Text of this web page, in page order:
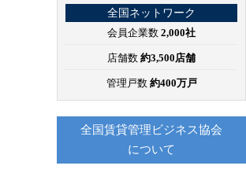
全国ネットワーク
会員企業数 2,000社
店舗数 約3,500店舗
管理戸数 約400万戸
全国賃貸管理ビジネス協会
について